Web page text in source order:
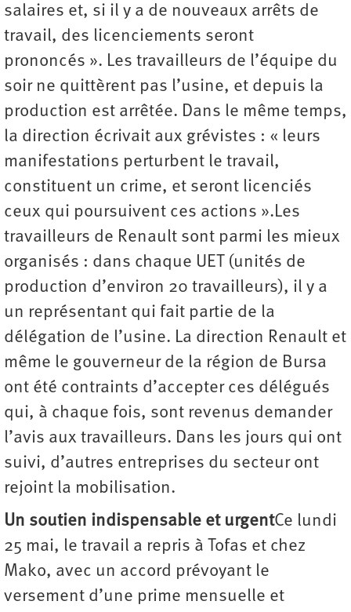
salaires et, si il y a de nouveaux arrêts de
travail, des licenciements seront
prononcés ». Les travailleurs de l’équipe du
soir ne quittèrent pas l’usine, et depuis la
production est arrêtée. Dans le même temps,
la direction écrivait aux grévistes : « leurs
manifestations perturbent le travail,
constituent un crime, et seront licenciés
ceux qui poursuivent ces actions ».Les
travailleurs de Renault sont parmi les mieux
organisés : dans chaque UET (unités de
production d’environ 20 travailleurs), il y a
un représentant qui fait partie de la
délégation de l’usine. La direction Renault et
même le gouverneur de la région de Bursa
ont été contraints d’accepter ces délégués
qui, à chaque fois, sont revenus demander
l’avis aux travailleurs. Dans les jours qui ont
suivi, d’autres entreprises du secteur ont
rejoint la mobilisation.
Un soutien indispensable et urgentCe lundi
25 mai, le travail a repris à Tofas et chez
Mako, avec un accord prévoyant le
versement d’une prime mensuelle et